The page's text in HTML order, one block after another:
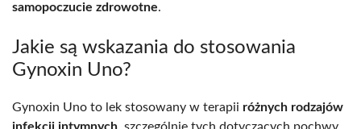
samopoczucie zdrowotne.
Jakie są wskazania do stosowania
Gynoxin Uno?
Gynoxin Uno to lek stosowany w terapii różnych rodzajów